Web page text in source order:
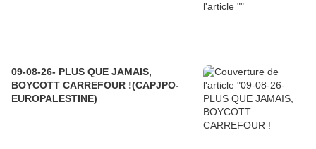
09-08-26- PLUS QUE JAMAIS,
BOYCOTT CARREFOUR !(CAPJPO-
EUROPALESTINE)